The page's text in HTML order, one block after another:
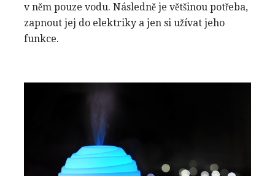
v něm pouze vodu. Následně je většinou potřeba,
zapnout jej do elektriky a jen si užívat jeho
funkce.